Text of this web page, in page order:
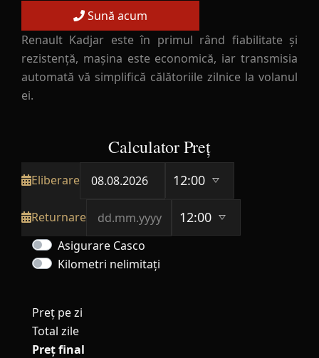
Sună acum
Renault Kadjar este în primul rând fiabilitate și
rezistență, mașina este economică, iar transmisia
automată vă simplifică călătoriile zilnice la volanul
ei.
Calculator Preț
Eliberare
Returnare
Asigurare Casco
Kilometri nelimitați
Preț pe zi
Total zile
Preț final